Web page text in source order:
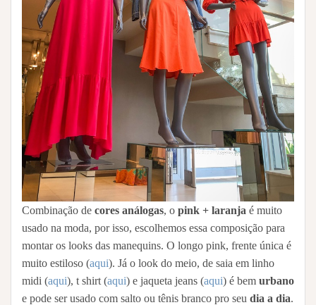
Combinação de cores análogas, o pink + laranja é muito
usado na moda, por isso, escolhemos essa composição para
montar os looks das manequins. O longo pink, frente única é
muito estiloso (aqui). Já o look do meio, de saia em linho
midi (aqui), t shirt (aqui) e jaqueta jeans (aqui) é bem urbano
e pode ser usado com salto ou tênis branco pro seu dia a dia.